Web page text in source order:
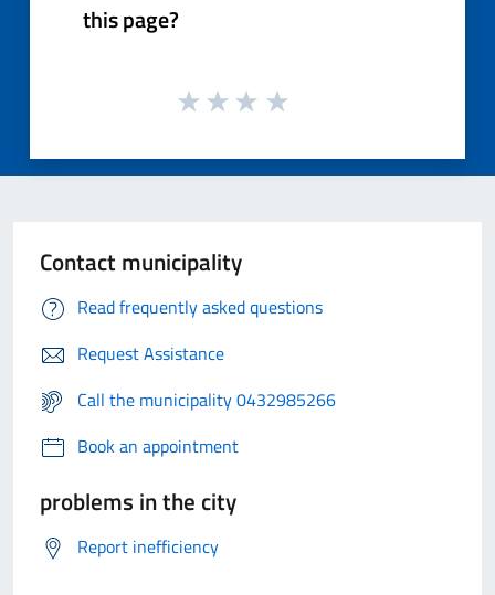
this page?
Contact municipality
Read frequently asked questions
Request Assistance
Call the municipality 0432985266
Book an appointment
problems in the city
Report inefficiency